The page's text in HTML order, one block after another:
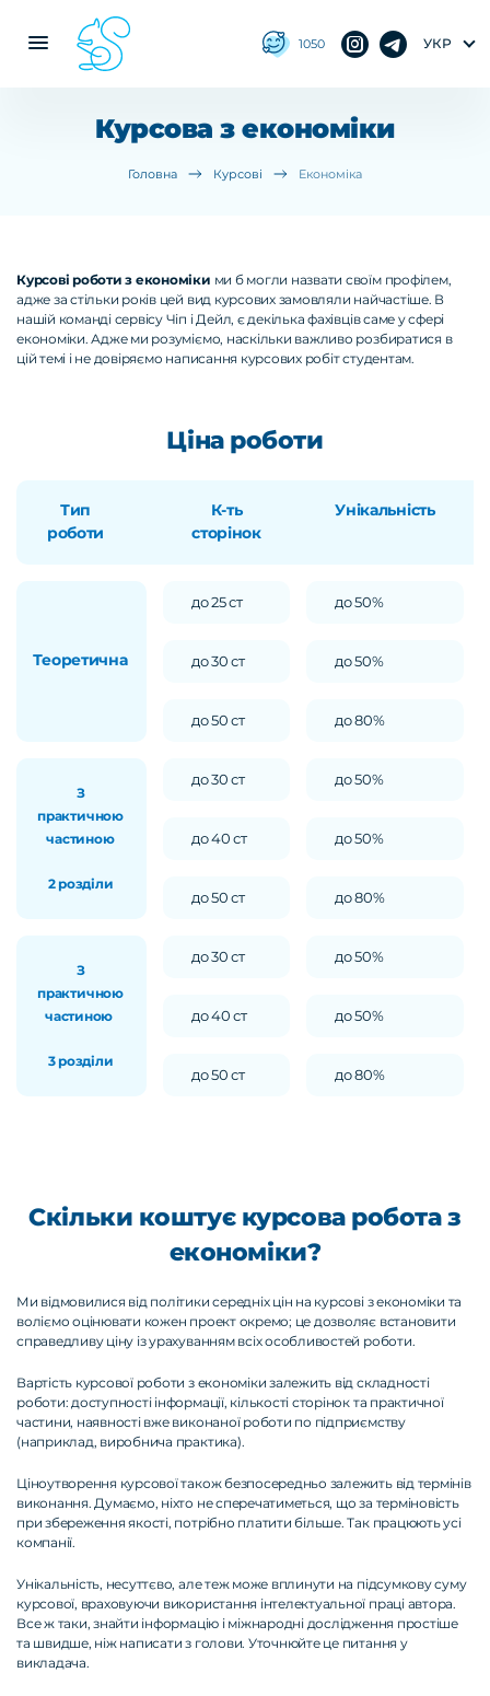
1050 УКР
Курсова з економіки
Головна Курсові Економіка
Курсові роботи з економіки ми б могли назвати своїм профілем,
адже за стільки років цей вид курсових замовляли найчастіше. В
нашій команді сервісу Чіп і Дейл, є декілька фахівців саме у сфері
економіки. Адже ми розуміємо, наскільки важливо розбиратися в
цій темі і не довіряємо написання курсових робіт студентам.
Ціна роботи
Тип
роботи
К-ть
сторінок
Унікальність
Теоретична
до 25 ст до 50%
до 30 ст до 50%
до 50 ст до 80%
З
практичною
частиною
2 розділи
до 30 ст до 50%
до 40 ст до 50%
до 50 ст до 80%
З
практичною
частиною
3 розділи
до 30 ст до 50%
до 40 ст до 50%
до 50 ст до 80%
Скільки коштує курсова робота з
економіки?
Ми відмовилися від політики середніх цін на курсові з економіки та
воліємо оцінювати кожен проект окремо; це дозволяє встановити
справедливу ціну із урахуванням всіх особливостей роботи.
Вартість курсової роботи з економіки залежить від складності
роботи: доступності інформації, кількості сторінок та практичної
частини, наявності вже виконаної роботи по підприємству
(наприклад, виробнича практика).
Ціноутворення курсової також безпосередньо залежить від термінів
виконання. Думаємо, ніхто не сперечатиметься, що за терміновість
при збереження якості, потрібно платити більше. Так працюють усі
компанії.
Унікальність, несуттєво, але теж може вплинути на підсумкову суму
курсової, враховуючи використання інтелектуальної праці автора.
Все ж таки, знайти інформацію і міжнародні дослідження простіше
та швидше, ніж написати з голови. Уточнюйте це питання у
викладача.